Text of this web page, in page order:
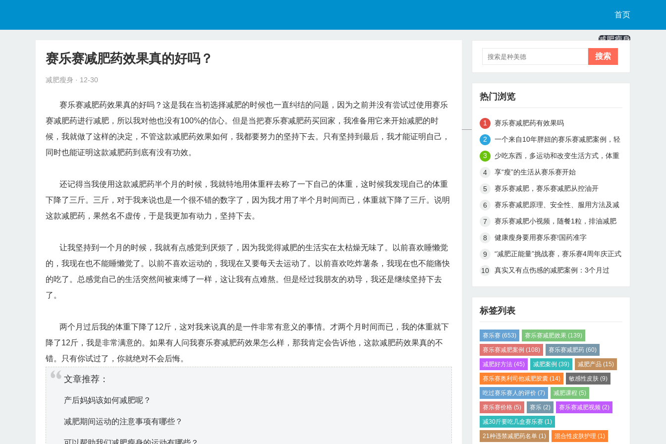
首页
减肥瘦身
健康食谱
赛乐赛减肥药效果真的好吗？
减肥瘦身 · 12-30
赛乐赛减肥药效果真的好吗？这是我在当初选择减肥的时候也一直纠结的问题，因为之前并没有尝试过使用赛乐
赛减肥药进行减肥，所以我对他也没有100%的信心。但是当把赛乐赛减肥药买回家，我准备用它来开始减肥的时
候，我就做了这样的决定，不管这款减肥药效果如何，我都要努力的坚持下去。只有坚持到最后，我才能证明自己，
同时也能证明这款减肥药到底有没有功效。
还记得当我使用这款减肥药半个月的时候，我就特地用体重秤去称了一下自己的体重，这时候我发现自己的体重
下降了三斤。三斤，对于我来说也是一个很不错的数字了，因为我才用了半个月时间而已，体重就下降了三斤。说明
这款减肥药，果然名不虚传，于是我更加有动力，坚持下去。
让我坚持到一个月的时候，我就有点感觉到厌烦了，因为我觉得减肥的生活实在太枯燥无味了。以前喜欢睡懒觉
的，我现在也不能睡懒觉了。以前不喜欢运动的，我现在又要每天去运动了。以前喜欢吃炸薯条，我现在也不能痛快
的吃了。总感觉自己的生活突然间被束缚了一样，这让我有点难熬。但是经过我朋友的劝导，我还是继续坚持下去
了。
两个月过后我的体重下降了12斤，这对我来说真的是一件非常有意义的事情。才两个月时间而已，我的体重就下
降了12斤，我是非常满意的。如果有人问我赛乐赛减肥药效果怎么样，那我肯定会告诉他，这款减肥药效果真的不
错。只有你试过了，你就绝对不会后悔。
文章推荐：
产后妈妈该如何减肥呢？
减肥期间运动的注意事项有哪些？
热门浏览
赛乐赛减肥药有效果吗
一个来自10年胖妞的赛乐赛减肥案例，轻
松月瘦15斤
少吃东西，多运动和改变生活方式，体重
从180到115斤真实减肥案例
享“瘦”的生活从赛乐赛开始
赛乐赛减肥，赛乐赛减肥从控油开
赛乐赛减肥原理、安全性、服用方法及减
肥效果解析
赛乐赛减肥小视频，随餐1粒，排油减肥
健康瘦身要用赛乐赛!国药准字
H20148005
“减肥正能量”挑战赛，赛乐赛4周年庆正式
开启啦！
真实又有点伤感的减肥案例：3个月过
标签列表
赛乐赛 (653) 赛乐赛减肥效果 (139)
赛乐赛减肥案例 (108) 赛乐赛减肥药 (60)
减肥好方法 (45) 减肥案例 (39) 减肥产品 (15)
赛乐赛奥利司他减肥胶囊 (14) 敏感性皮肤 (9)
吃过赛乐赛人的评价 (7) 减肥课程 (5)
赛乐赛价格 (5) 赛乐 (2) 赛乐赛减肥视频 (2)
减30斤要吃几盒赛乐赛 (1)
21种违禁减肥药名单 (1) 混合性皮肤护理 (1)